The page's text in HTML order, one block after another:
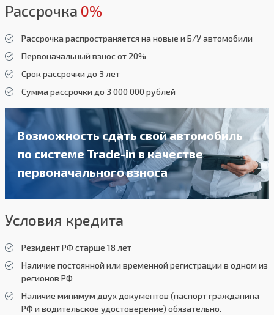
Рассрочка 0%
Рассрочка распространяется на новые и Б/У автомобили
Первоначальный взнос от 20%
Срок рассрочки до 3 лет
Сумма рассрочки до 3 000 000 рублей
Возможность сдать свой автомобиль
по системе Trade-in в качестве
первоначального взноса
Условия кредита
Резидент РФ старше 18 лет
Наличие постоянной или временной регистрации в одном из
регионов РФ
Наличие минимум двух документов (паспорт гражданина
РФ и водительское удостоверение) обязательно.